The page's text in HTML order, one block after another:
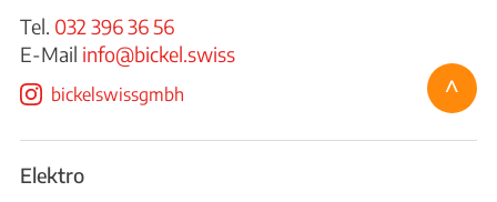
Tel. 032 396 36 56
E-Mail info@bickel.swiss
bickelswissgmbh
Elektro
^